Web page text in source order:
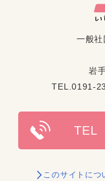
一般
岩
TEL.0191-
このサイトにつ